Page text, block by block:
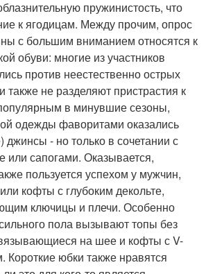
пружинистость, что
к ягодицам. Между прочим, опрос
с большим вниманием относятся к
обуви: многие из участников
против неестественно острых
также не разделяют пристрастия к
в минувшие сезоны,
одежды фаворитами оказались
джинсы - но только в сочетании с
или сапогами. Оказывается,
пользуется успехом у мужчин,
кофты с глубоким декольте,
ключицы и плечи. Особенно
пола вызывают топы без
на шее и кофты с V-
юбки также нравятся